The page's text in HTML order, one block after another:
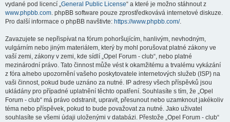
vydané pod licencí „General Public License“ a které je možno stáhnout z
www.phpbb.com. phpBB software pouze zprostředkovává internetové diskuze.
Pro další informace o phpBB navštivte: https://www.phpbb.com/.
Zavazujete se nepřispívat na fórum pohoršujícím, hanlivým, nevhodným,
vulgárním nebo jiným materiálem, který by mohl porušovat platné zákony ve
vaší zemi, zákony v zemi, kde sídlí „Opel Forum - club“, nebo platné
mezinárodní právo. Tato činnost může vést k okamžitému a trvalému vykázání
z fóra a/nebo upozornění vašeho poskytovatele internetových služeb (ISP) na
vaši činnost, pokud bude uznáno za nutné. IP adresy všech příspěvků jsou
ukládány pro případné uplatnění těchto opatření. Souhlasíte s tím, že „Opel
Forum - club“ má právo odstranit, upravit, přesunout nebo uzamknout jakékoliv
téma nebo příspěvek, pokud to bude považovat za nutné. Jako uživatel
souhlasíte se všemi údaji uloženými v databázi. Přestože „Opel Forum - club“